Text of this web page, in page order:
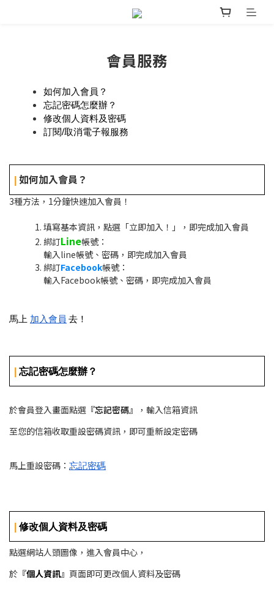
會員服務
如何加入會員？
忘記密碼怎麼辦？
修改個人資料及密碼
訂閱/取消電子報服務
如何加入會員？
3種方法，1分鐘快速加入會員！
填寫基本資訊，點選「立即加入！」，即完成加入會員
綁訂Line帳號：
輸入line帳號、密碼，即完成加入會員
綁訂Facebook帳號：
輸入Facebook帳號、密碼，即完成加入會員
馬上 加入會員 去！
忘記密碼怎麼辦？
於會員登入畫面點選 『忘記密碼』
，輸入信箱資訊
至您的信箱收取重設密碼資訊，即可重新設定密碼
馬上重設密碼： 忘記密碼
修改個人資料及密碼
點選網站人頭圖像，進入會員中心，
於 『個人資訊』 頁面即可更改個人資料及密碼